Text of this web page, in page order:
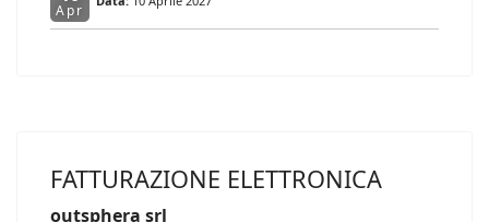
Apr
FATTURAZIONE ELETTRONICA
outsphera srl